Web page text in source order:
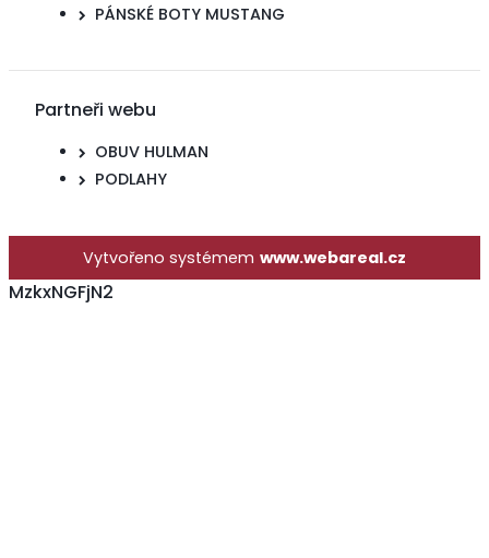
PÁNSKÉ BOTY MUSTANG
Partneři webu
OBUV HULMAN
PODLAHY
Vytvořeno systémem www.webareal.cz
MzkxNGFjN2